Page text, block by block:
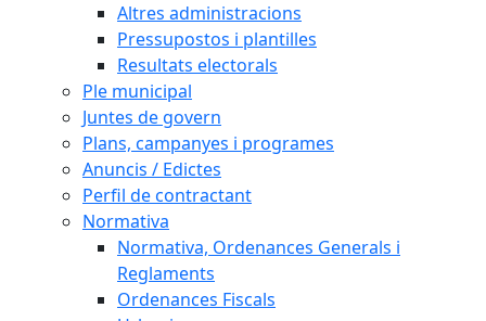
Altres administracions
Pressupostos i plantilles
Resultats electorals
Ple municipal
Juntes de govern
Plans, campanyes i programes
Anuncis / Edictes
Perfil de contractant
Normativa
Normativa, Ordenances Generals i
Reglaments
Ordenances Fiscals